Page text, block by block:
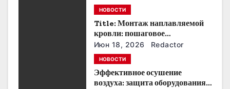
НОВОСТИ
Title: Монтаж наплавляемой
кровли: пошаговое
руководство и советы
Июн 18, 2026 Redactor
НОВОСТИ
Эффективное осушение
воздуха: защита оборудования